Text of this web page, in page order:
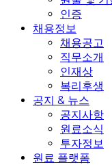
인증
채용정보
채용공고
직무소개
인재상
복리후생
공지 & 뉴스
공지사항
원료소식
투자정보
원료 플랫폼